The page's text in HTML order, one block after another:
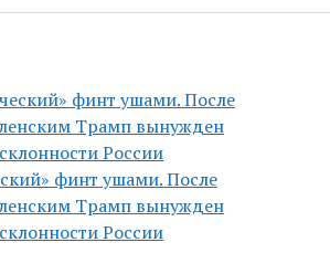
финт ушами. После
Трамп вынужден
России